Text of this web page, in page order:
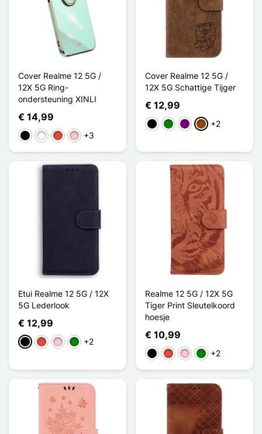
Cover Realme 12 5G /
12X 5G Ring-
ondersteuning XINLI
€ 14,99
ZwartWit RoodRoze+3
Cover Realme 12 5G /
12X 5G Schattige Tijger
€ 12,99
ZwartGroenPurperBruin+2
Etui Realme 12 5G / 12X
5G Lederlook
€ 12,99
ZwartRoodRozeGroen
+2
Realme 12 5G / 12X 5G
Tiger Print Sleutelkoord
hoesje
€ 10,99
ZwartRoodRozeGroen
+2